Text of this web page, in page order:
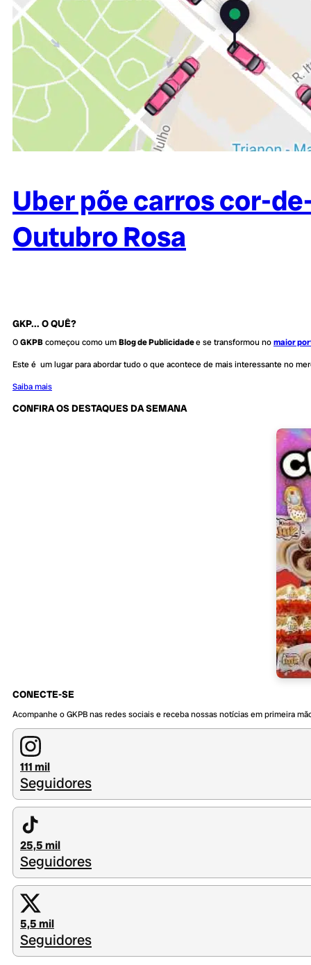
Uber põe carros cor-
Outubro Rosa
GKP... O QUÊ?
OGKPBcomeçou como umBlog de Publicidadee se transformou nomaior
Este é um lugar para abordar tudo o que acontece de mais interessante no
Saiba mais
CONFIRA OS DESTAQUES DA SEMANA
CONECTE-SE
Acompanhe o GKPB nas redes sociais e receba nossas notícias em primeira
111 mil
Seguidores
25,5 mil
Seguidores
5,5 mil
Seguidores